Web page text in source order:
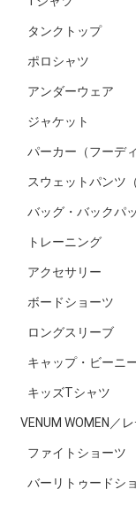
タンクトップ
ポロシャツ
アンダーウェア
ジャケット
パーカー（フーディ
スウェットパンツ
バッグ・バックパ
トレーニング
アクセサリー
ボードショーツ
ロングスリーブ
キャップ・ビーニ
キッズTシャツ
VENUM WOMEN／
ファイトショーツ
バーリトゥードシ